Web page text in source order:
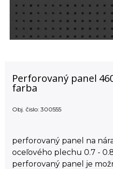
Perforovaný panel
farba
Obj. čislo: 300555
perforovaný panel na
oceľového plechu 0.7 -
perforovaný panel je